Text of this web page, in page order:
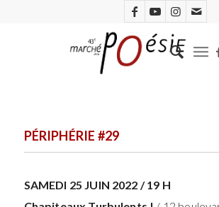
PÉRIPHÉRIE #29
SAMEDI 25 JUIN 2022 / 19 H